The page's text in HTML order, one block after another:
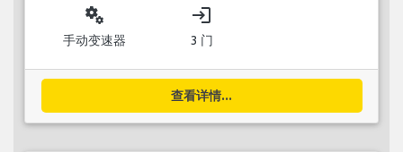
miscellaneous_services
手动变速器
login
3 门
查看详情...